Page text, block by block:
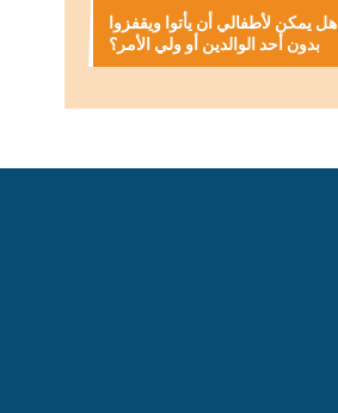
هل يمكن لأطفالي أن يأتوا ويقفزوا
بدون أحد الوالدين أو ولي الأمر؟